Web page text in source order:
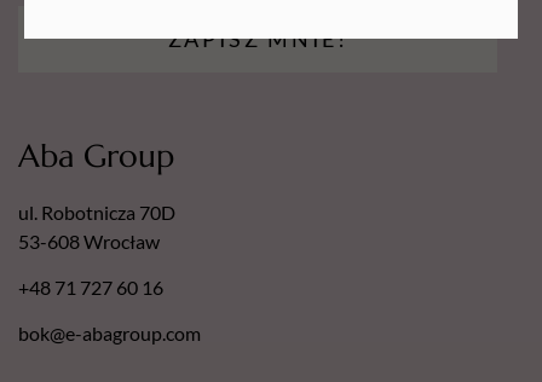
ZAPISZ MNIE!
Aba Group
ul. Robotnicza 70D
53-608 Wrocław
+48 71 727 60 16
bok@e-abagroup.com